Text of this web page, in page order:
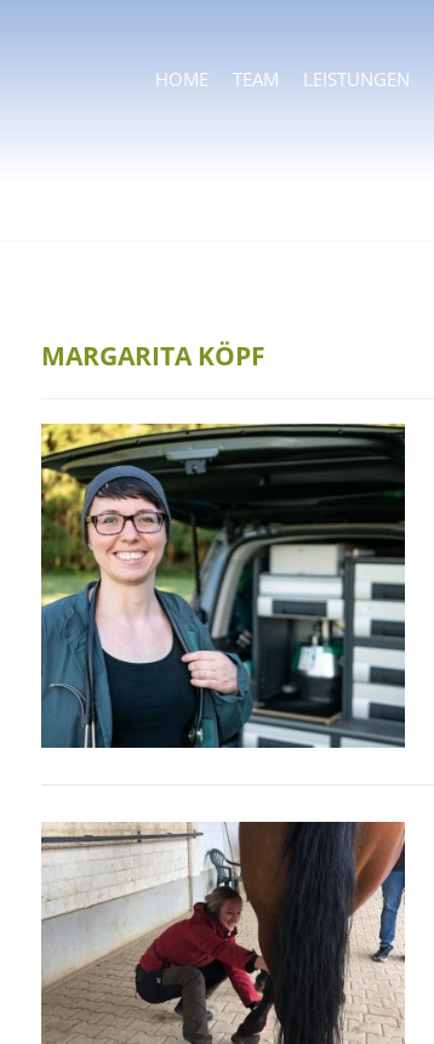
HOME TEAM LEISTUNGEN
MARGARITA KÖPF